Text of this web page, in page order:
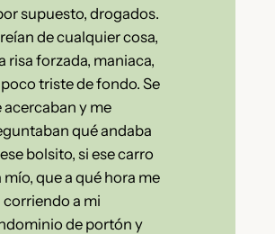
supuesto, drogados.
de cualquier cosa,
risa forzada, maniaca,
triste de fondo. Se
acercaban y me
qué andaba
bolsito, si ese carro
mío, que a qué hora me
corriendo a mi
de portón y